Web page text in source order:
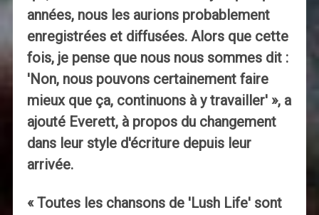
années, nous les aurions probablement
enregistrées et diffusées. Alors que cette
fois, je pense que nous nous sommes dit :
'Non, nous pouvons certainement faire
mieux que ça, continuons à y travailler' », a
ajouté Everett, à propos du changement
dans leur style d'écriture depuis leur
arrivée.
« Toutes les chansons de 'Lush Life' sont